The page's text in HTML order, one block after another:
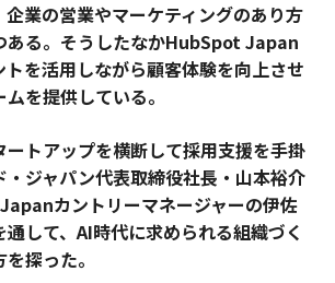
業の営業やマーケティングのあり方
ある。そうしたなかHubSpot Japan
を活用しながら顧客体験を向上させ
を提供している。
トアップを横断して採用支援を手掛
・ジャパン代表取締役社長・山本裕介
カントリーマネージャーの伊佐
して、AI時代に求められる組織づく
探った。